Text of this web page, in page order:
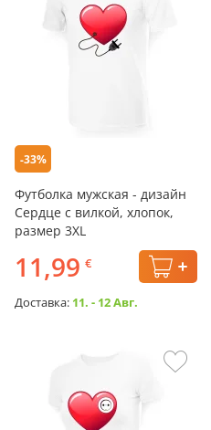
-33%
Футболка мужская - дизайн
Сердце с вилкой, хлопок,
размер 3XL
11,99 €
Доставка: 11. - 12 Авг.